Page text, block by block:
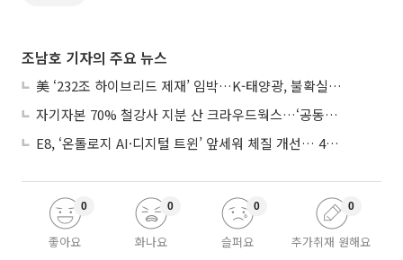
조남호 기자의 주요 뉴스
美 ‘232조 하이브리드 제재’ 임박…K-태양광, 불확실성 털고 날개 다나
자기자본 70% 철강사 지분 산 크라우드웍스…‘공동경영’으로 AI 시너지 낼까
E8, ‘온톨로지 AI·디지털 트윈’ 앞세워 체질 개선… 4분기 흑자전환 총력
좋아요
0
화나요
0
슬퍼요
0
추가취재 원해요
0